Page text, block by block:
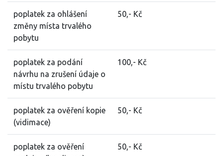
poplatek za ohlášení
změny místa trvalého
pobytu
50,- Kč
poplatek za podání
návrhu na zrušení údaje o
místu trvalého pobytu
100,- Kč
poplatek za ověření kopie
(vidimace)
50,- Kč
poplatek za ověření
50,- Kč